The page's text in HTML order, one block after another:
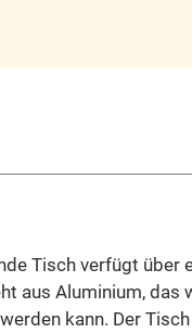
Tisch verfügt über
aus Aluminium,
kann. Der